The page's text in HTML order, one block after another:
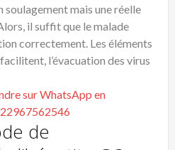
soulagement mais une réelle
il suffit que le malade
correctement. Les éléments
l’évacuation des virus
de